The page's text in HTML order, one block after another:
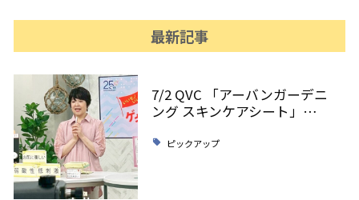
最新記事
7/2 QVC 「アーバンガーデニ
ング スキンケアシート」…
ピックアップ